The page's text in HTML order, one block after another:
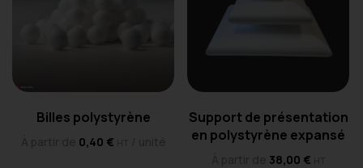
Billes polystyrène
0,40 €
Support de présentation
en polystyrène expansé
38,00 €